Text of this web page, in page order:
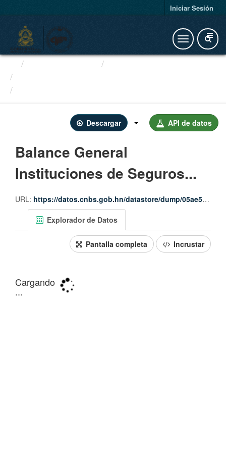
Iniciar Sesión
Descargar API de datos
Balance General
Instituciones de Seguros...
URL: https://datos.cnbs.gob.hn/datastore/dump/05ae57d4-e52f-411f-b003-7e3e842215c4
Explorador de Datos
Pantalla completa Incrustar